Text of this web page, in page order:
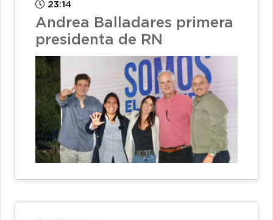
23:14
Andrea Balladares primera
presidenta de RN